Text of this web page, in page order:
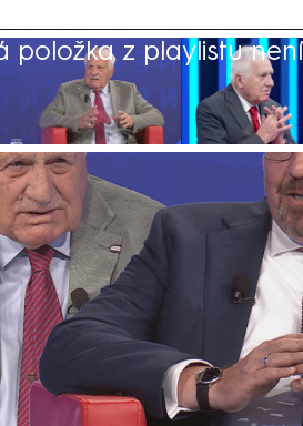
položka z playlistu
Klaus na byznysové
že by Rusko chtělo
hloupost. Řekl také, že
slova jsem od vás
bývalý guvernér České
přistupovat k